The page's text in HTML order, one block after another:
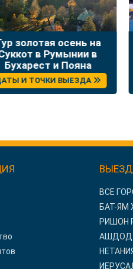
золотая осень на
в Румынии в
Бухарест и Пояна
Брашов
И ТОЧКИ ВЫЕЗДА
ВСЕ
БАТ-ЯМ
РИШОН
АШДОД